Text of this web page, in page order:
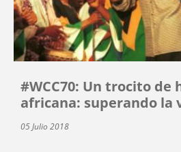
#WCC70: Un trocito de
africana: superando la
05 Julio 2018